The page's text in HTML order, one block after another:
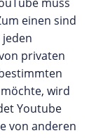
einen sind
privaten
wird
Youtube
von anderen